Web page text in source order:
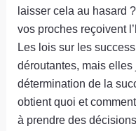
laisser cela au hasard
vos proches reçoivent
Les lois sur les
déroutantes, mais
détermination de la
obtient quoi et
à prendre des